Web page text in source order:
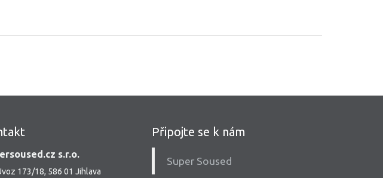
s.r.o.
173/18, 586 01 Jihlava
Připojte se k nám
Super Soused